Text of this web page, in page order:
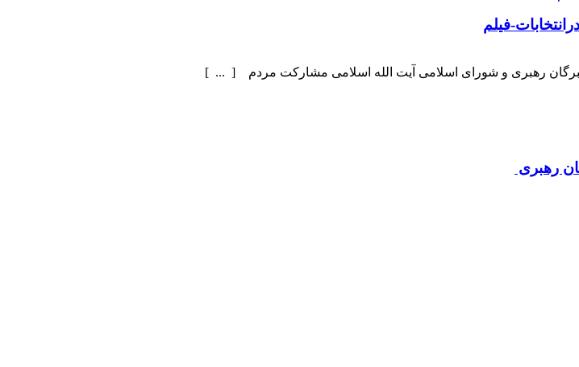
فیلم
رهبری و شورای اسلامی آیت الله اسلامی مشارکت مردم [ ... ]
رهبری